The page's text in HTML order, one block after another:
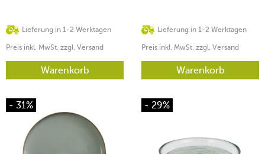
Lieferung in 1-2 Werktagen
Preis inkl. MwSt. zzgl. Versand
Warenkorb
Lieferung in 1-2 Werktagen
Preis inkl. MwSt. zzgl. Versand
Warenkorb
- 31% - 29%